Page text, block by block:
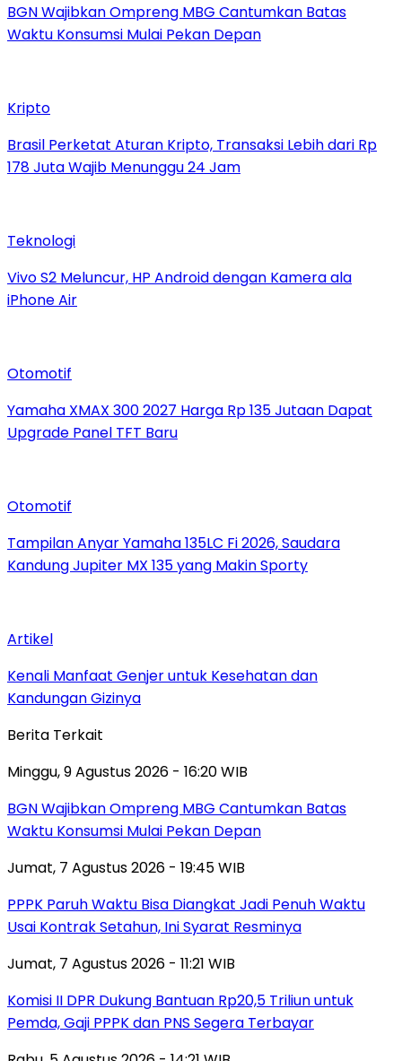
BGN Wajibkan Ompreng MBG Cantumkan Batas
Waktu Konsumsi Mulai Pekan Depan
Kripto
Brasil Perketat Aturan Kripto, Transaksi Lebih dari Rp
178 Juta Wajib Menunggu 24 Jam
Teknologi
Vivo S2 Meluncur, HP Android dengan Kamera ala
iPhone Air
Otomotif
Yamaha XMAX 300 2027 Harga Rp 135 Jutaan Dapat
Upgrade Panel TFT Baru
Otomotif
Tampilan Anyar Yamaha 135LC Fi 2026, Saudara
Kandung Jupiter MX 135 yang Makin Sporty
Artikel
Kenali Manfaat Genjer untuk Kesehatan dan
Kandungan Gizinya
Berita Terkait
Minggu, 9 Agustus 2026 - 16:20 WIB
BGN Wajibkan Ompreng MBG Cantumkan Batas
Waktu Konsumsi Mulai Pekan Depan
Jumat, 7 Agustus 2026 - 19:45 WIB
PPPK Paruh Waktu Bisa Diangkat Jadi Penuh Waktu
Usai Kontrak Setahun, Ini Syarat Resminya
Jumat, 7 Agustus 2026 - 11:21 WIB
Komisi II DPR Dukung Bantuan Rp20,5 Triliun untuk
Pemda, Gaji PPPK dan PNS Segera Terbayar